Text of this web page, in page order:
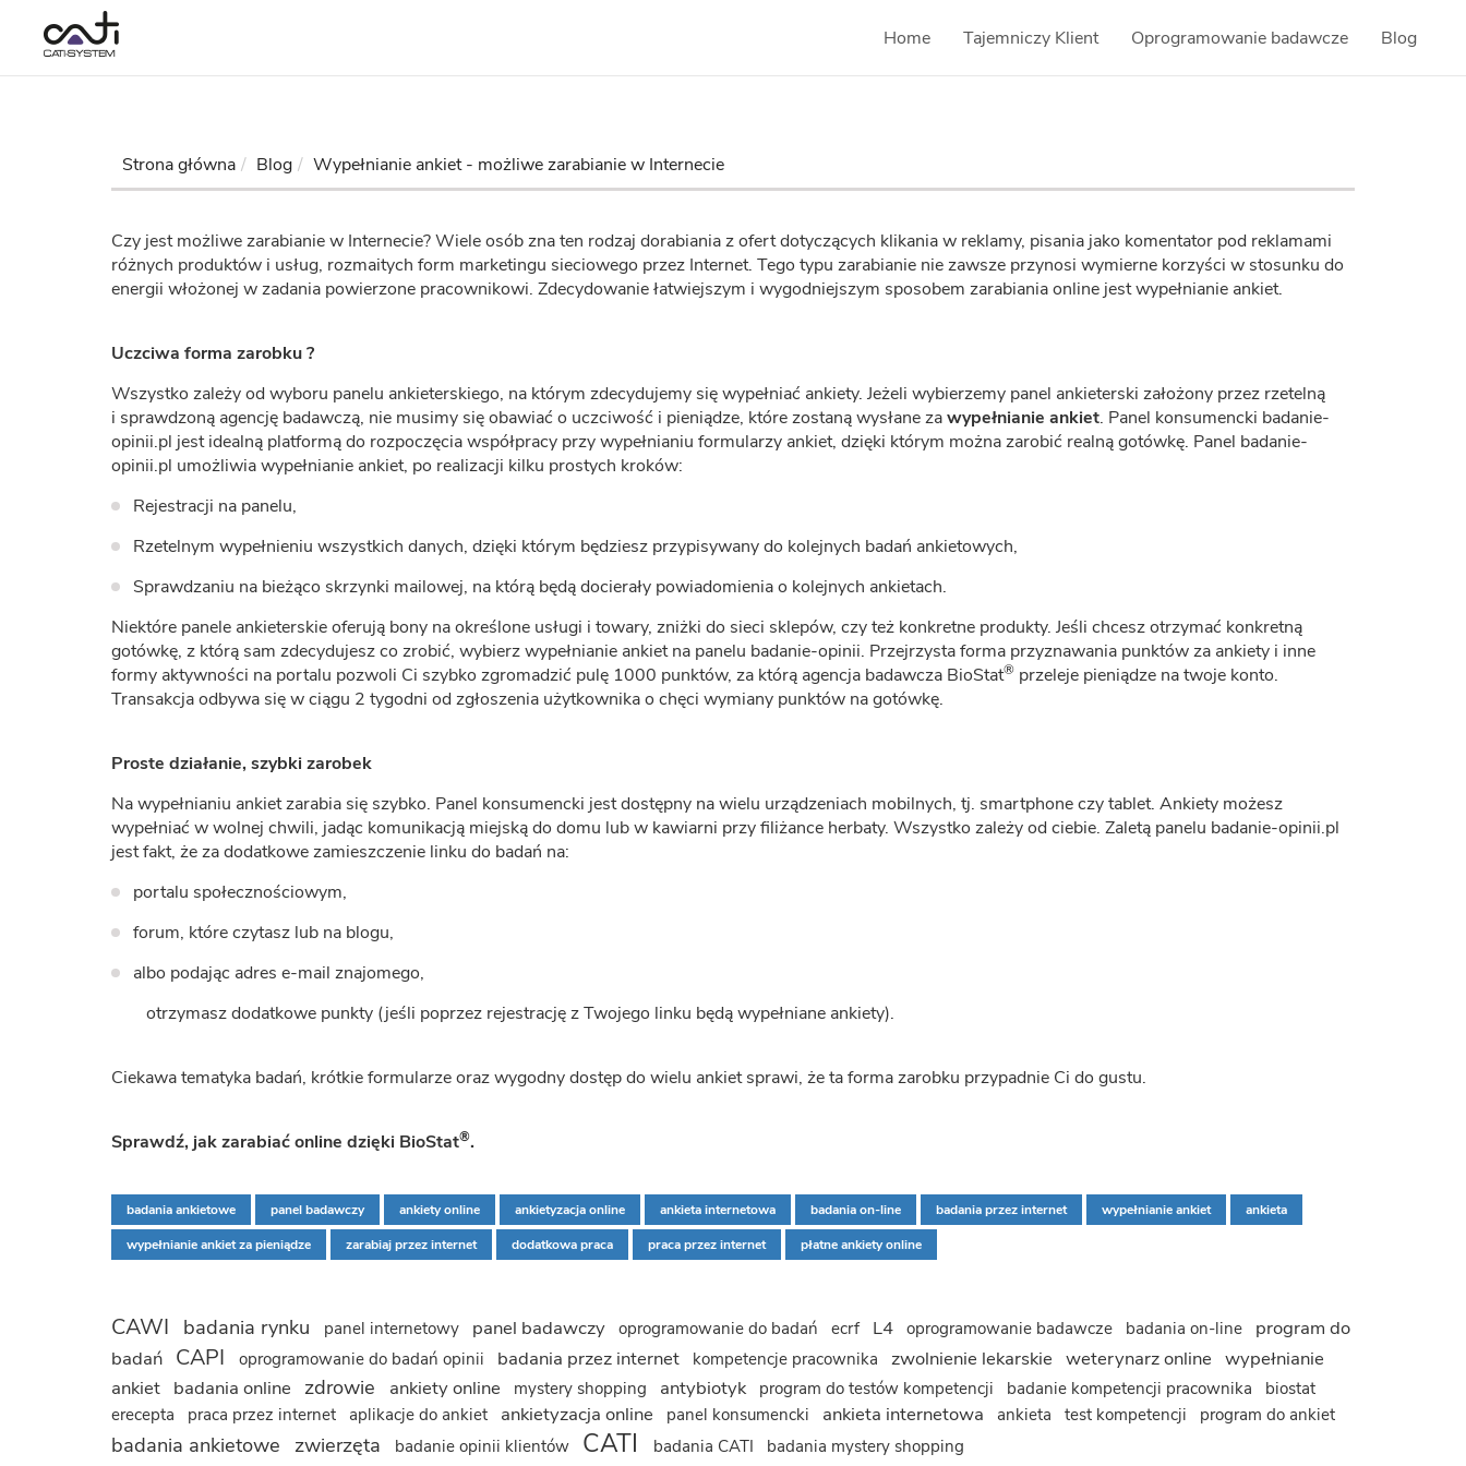
Home Tajemniczy Klient Oprogramowanie badawcze Blog
Strona główna Blog Wypełnianie ankiet - możliwe zarabianie w Internecie
Czy jest możliwe zarabianie w Internecie? Wiele osób zna ten rodzaj dorabiania z ofert dotyczących klikania w reklamy, pisania jako komentator pod reklamami
różnych produktów i usług, rozmaitych form marketingu sieciowego przez Internet. Tego typu zarabianie nie zawsze przynosi wymierne korzyści w stosunku do
energii włożonej w zadania powierzone pracownikowi. Zdecydowanie łatwiejszym i wygodniejszym sposobem zarabiania online jest wypełnianie ankiet.
Uczciwa forma zarobku ?
Wszystko zależy od wyboru panelu ankieterskiego, na którym zdecydujemy się wypełniać ankiety. Jeżeli wybierzemy panel ankieterski założony przez rzetelną
i sprawdzoną agencję badawczą, nie musimy się obawiać o uczciwość i pieniądze, które zostaną wysłane zawypełnianie ankiet. Panel konsumencki badanie-
opinii.pl jest idealną platformą do rozpoczęcia współpracy przy wypełnianiu formularzy ankiet, dzięki którym można zarobić realną gotówkę. Panel badanie-
opinii.pl umożliwia wypełnianie ankiet, po realizacji kilku prostych kroków:
Rejestracji na panelu,
Rzetelnym wypełnieniu wszystkich danych, dzięki którym będziesz przypisywany do kolejnych badań ankietowych,
Sprawdzaniu na bieżąco skrzynki mailowej, na którą będą docierały powiadomienia o kolejnych ankietach.
Niektóre panele ankieterskie oferują bony na określone usługi i towary, zniżki do sieci sklepów, czy też konkretne produkty. Jeśli chcesz otrzymać konkretną
gotówkę, z którą sam zdecydujesz co zrobić, wybierz wypełnianie ankiet na panelu badanie-opinii. Przejrzysta forma przyznawania punktów za ankiety i inne
formy aktywności na portalu pozwoli Ci szybko zgromadzić pulę 1000 punktów, za którą agencja badawcza BioStat® przeleje pieniądze na twoje konto.
Transakcja odbywa się w ciągu 2 tygodni od zgłoszenia użytkownika o chęci wymiany punktów na gotówkę.
Proste działanie, szybki zarobek
Na wypełnianiu ankiet zarabia się szybko. Panel konsumencki jest dostępny na wielu urządzeniach mobilnych, tj. smartphone czy tablet. Ankiety możesz
wypełniać w wolnej chwili, jadąc komunikacją miejską do domu lub w kawiarni przy filiżance herbaty. Wszystko zależy od ciebie. Zaletą panelu badanie-opinii.pl
jest fakt, że za dodatkowe zamieszczenie linku do badań na:
portalu społecznościowym,
forum, które czytasz lub na blogu,
albo podając adres e-mail znajomego,
otrzymasz dodatkowe punkty (jeśli poprzez rejestrację z Twojego linku będą wypełniane ankiety).
Ciekawa tematyka badań, krótkie formularze oraz wygodny dostęp do wielu ankiet sprawi, że ta forma zarobku przypadnie Ci do gustu.
Sprawdź, jak zarabiać online dzięki BioStat®.
badania ankietowe panel badawczy ankiety online ankietyzacja online ankieta internetowa badania on-line badania przez internet wypełnianie ankiet
ankieta
wypełnianie ankiet za pieniądze
zarabiaj przez internet dodatkowa praca praca przez internet płatne ankiety online
CAWI badania rynku panel internetowy panel badawczy oprogramowanie do badań ecrf L4 oprogramowanie badawcze badania on-line
program do
badań CAPI oprogramowanie do badań opinii badania przez internet kompetencje pracownika zwolnienie lekarskie weterynarz online wypełnianie
ankiet badania online zdrowie ankiety online mystery shopping antybiotyk program do testów kompetencji badanie kompetencji pracownika
biostat
erecepta
praca przez internet aplikacje do ankiet ankietyzacja online panel konsumencki ankieta internetowa ankieta test kompetencji program do ankiet
badania ankietowe zwierzęta badanie opinii klientów CATI badania CATI badania mystery shopping